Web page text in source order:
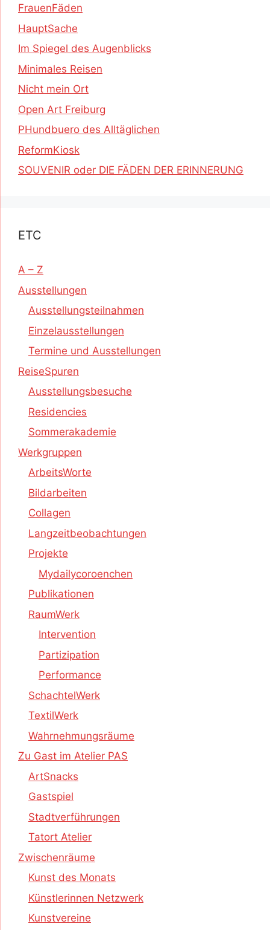
FrauenFäden
HauptSache
Im Spiegel des Augenblicks
Minimales Reisen
Nicht mein Ort
Open Art Freiburg
PHundbuero des Alltäglichen
ReformKiosk
SOUVENIR oder DIE FÄDEN DER ERINNERUNG
ETC
A – Z
Ausstellungen
Ausstellungsteilnahmen
Einzelausstellungen
Termine und Ausstellungen
ReiseSpuren
Ausstellungsbesuche
Residencies
Sommerakademie
Werkgruppen
ArbeitsWorte
Bildarbeiten
Collagen
Langzeitbeobachtungen
Projekte
Mydailycoroenchen
Publikationen
RaumWerk
Intervention
Partizipation
Performance
SchachtelWerk
TextilWerk
Wahrnehmungsräume
Zu Gast im Atelier PAS
ArtSnacks
Gastspiel
Stadtverführungen
Tatort Atelier
Zwischenräume
Kunst des Monats
Künstlerinnen Netzwerk
Kunstvereine